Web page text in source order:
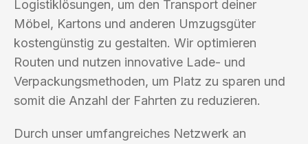
Logistiklösungen, um den Transport deiner
Möbel, Kartons und anderen Umzugsgüter
kostengünstig zu gestalten. Wir optimieren
Routen und nutzen innovative Lade- und
Verpackungsmethoden, um Platz zu sparen und
somit die Anzahl der Fahrten zu reduzieren.
Durch unser umfangreiches Netzwerk an